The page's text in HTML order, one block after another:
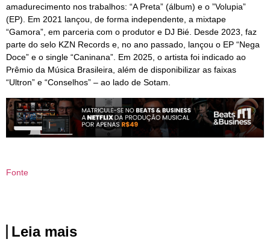
amadurecimento nos trabalhos: “A Preta” (álbum) e o ”Volupia”
(EP). Em 2021 lançou, de forma independente, a mixtape
“Gamora”, em parceria com o produtor e DJ Bié. Desde 2023, faz
parte do selo KZN Records e, no ano passado, lançou o EP “Nega
Doce” e o single “Caninana”. Em 2025, o artista foi indicado ao
Prêmio da Música Brasileira, além de disponibilizar as faixas
“Ultron” e “Conselhos” – ao lado de Sotam.
Fonte
Leia mais